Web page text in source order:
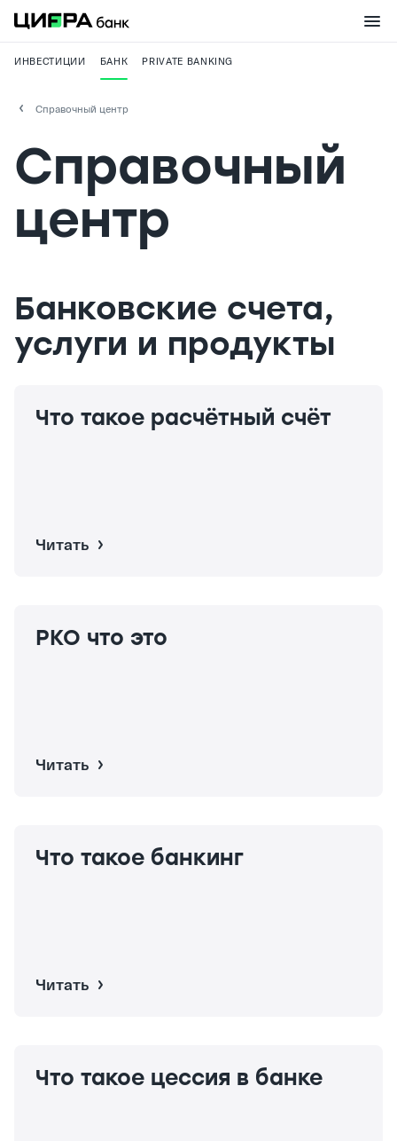
ИНВЕСТИЦИИ БАНК PRIVATE BANKING
Справочный центр
Справочный
центр
Банковские счета,
услуги и продукты
Что такое расчётный счёт
Читать
РКО что это
Читать
Что такое банкинг
Читать
Что такое цессия в банке